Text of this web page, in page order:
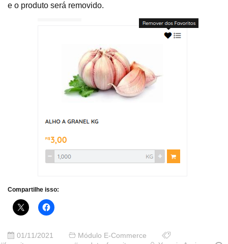
e o produto será removido.
Compartilhe isso:
01/11/2021
Módulo E-Commerce